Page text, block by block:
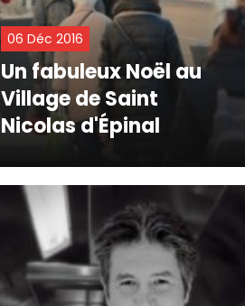
06 Déc 2016
Un fabuleux Noël au
Village de Saint
Nicolas d'Épinal